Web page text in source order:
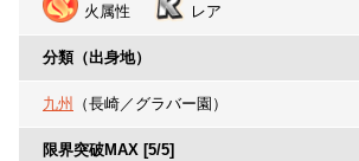
火属性 レア
分類（出身地）
九州 （長崎／グラバー園）
限界突破MAX [5/5]